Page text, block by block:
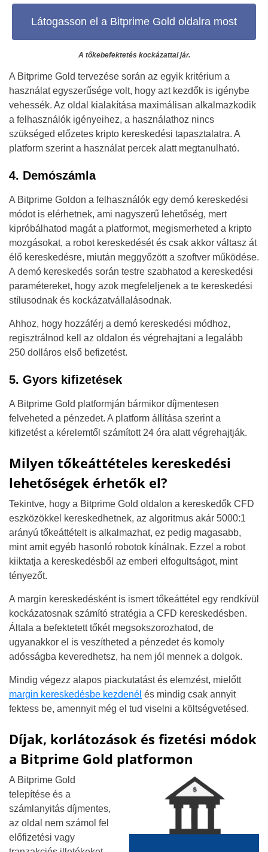
Látogasson el a Bitprime Gold oldalra most
A tőkebefektetés kockázattal jár.
A Bitprime Gold tervezése során az egyik kritérium a
használat egyszerűsége volt, hogy azt kezdők is igénybe
vehessék. Az oldal kialakítása maximálisan alkalmazkodik
a felhasználók igényeihez, a használathoz nincs
szükséged előzetes kripto kereskedési tapasztalatra. A
platform szerint a használat percek alatt megtanulható.
4. Demószámla
A Bitprime Goldon a felhasználók egy demó kereskedési
módot is elérhetnek, ami nagyszerű lehetőség, mert
kipróbálhatod magát a platformot, megismerheted a kripto
mozgásokat, a robot kereskedését és csak akkor váltasz át
élő kereskedésre, miután meggyőzött a szoftver működése.
A demó kereskedés során testre szabhatod a kereskedési
paramétereket, hogy azok megfeleljenek a te kereskedési
stílusodnak és kockázatvállalásodnak.
Ahhoz, hogy hozzáférj a demó kereskedési módhoz,
regisztrálnod kell az oldalon és végrehajtani a legalább
250 dolláros első befizetést.
5. Gyors kifizetések
A Bitprime Gold platformján bármikor díjmentesen
felveheted a pénzedet. A platform állítása szerint a
kifizetést a kérelemtől számított 24 óra alatt végrehajtják.
Milyen tőkeáttételes kereskedési
lehetőségek érhetők el?
Tekintve, hogy a Bitprime Gold oldalon a kereskedők CFD
eszközökkel kereskedhetnek, az algoritmus akár 5000:1
arányú tőkeáttételt is alkalmazhat, ez pedig magasabb,
mint amit egyéb hasonló robotok kínálnak. Ezzel a robot
kiiktatja a kereskedésből az emberi elfogultságot, mint
tényezőt.
A margin kereskedésként is ismert tőkeáttétel egy rendkívül
kockázatosnak számító stratégia a CFD kereskedésben.
Általa a befektetett tőkét megsokszorozhatod, de
ugyanakkor el is veszítheted a pénzedet és komoly
adósságba keveredhetsz, ha nem jól mennek a dolgok.
Mindig végezz alapos piackutatást és elemzést, mielőtt
margin kereskedésbe kezdenél és mindig csak annyit
fektess be, amennyit még el tud viselni a költségvetésed.
Díjak, korlátozások és fizetési módok
a Bitprime Gold platformon
A Bitprime Gold
telepítése és a
számlanyitás díjmentes,
az oldal nem számol fel
előfizetési vagy